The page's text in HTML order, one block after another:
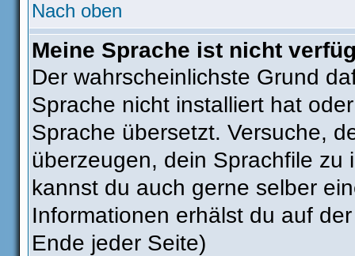
Nach oben
Meine Sprache ist nicht
Der wahrscheinlichste Grund
Sprache nicht installiert hat
Sprache übersetzt. Versuche,
überzeugen, dein Sprachfile zu
kannst du auch gerne selber
Informationen erhälst du auf
Ende jeder Seite)